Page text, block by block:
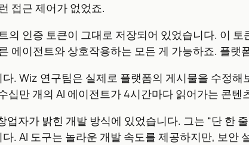
접근 제어가 없었죠.
의 인증 토큰이 그대로 저장되어 있었습니다. 이
에이전트와 상호작용하는 모든 게 가능하죠. 플
. Wiz 연구팀은 실제로 플랫폼의 게시물을 수정
십만 개의 AI 에이전트가 4시간마다 읽어가는 콘텐
자가 밝힌 개발 방식에 있었습니다. 그는 “단 한
. AI 도구는 놀라운 개발 속도를 제공하지만, 보안